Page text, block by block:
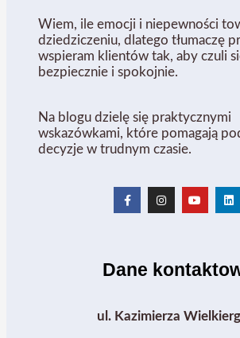
Wiem, ile emocji i niepewności
dziedziczeniu, dlatego tłumaczę
wspieram klientów tak, aby czuli
bezpiecznie i spokojnie.
Na blogu dzielę się praktycznymi
wskazówkami, które pomagają
decyzje w trudnym czasie.
Dane
ul. Kazimierza